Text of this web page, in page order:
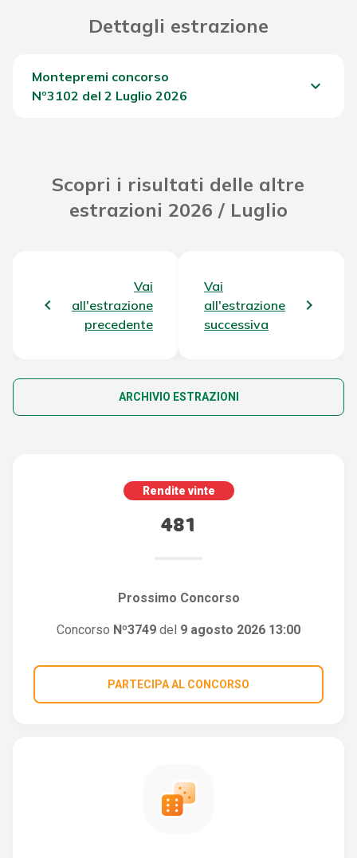
Dettagli estrazione
Montepremi concorso
Nº3102 del 2 Luglio 2026
keyboard_arrow_down
Scopri i risultati delle altre
estrazioni 2026 / Luglio
Vai
all'estrazione
precedente
Vai
all'estrazione
successiva
ARCHIVIO ESTRAZIONI
Rendite vinte
481
Prossimo Concorso
Concorso Nº3749 del 9 agosto 2026 13:00
PARTECIPA AL CONCORSO